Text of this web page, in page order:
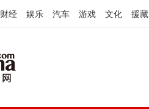
财经 娱乐 汽车 游戏 文化 援藏